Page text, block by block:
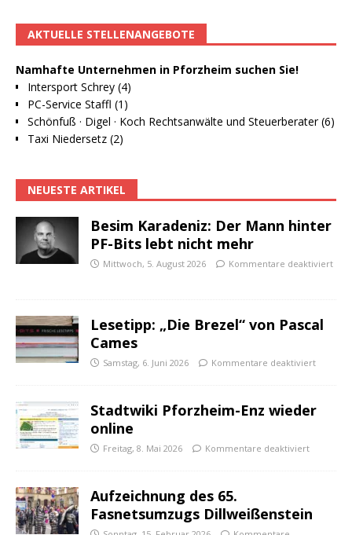
AKTUELLE STELLENANGEBOTE
Namhafte Unternehmen in Pforzheim suchen Sie!
Intersport Schrey (4)
PC-Service Staffl (1)
Schönfuß · Digel · Koch Rechtsanwälte und Steuerberater (6)
Taxi Niedersetz (2)
NEUESTE ARTIKEL
Besim Karadeniz: Der Mann hinter
PF-Bits lebt nicht mehr
Mittwoch, 5. August 2026 Kommentare deaktiviert
Lesetipp: „Die Brezel“ von Pascal
Cames
Samstag, 6. Juni 2026 Kommentare deaktiviert
Stadtwiki Pforzheim-Enz wieder
online
Freitag, 8. Mai 2026 Kommentare deaktiviert
Aufzeichnung des 65.
Fasnetsumzugs Dillweißenstein